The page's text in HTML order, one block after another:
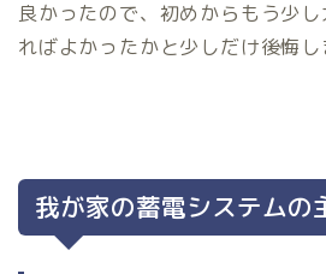
良かったので、初めからもう少
ればよかったかと少しだけ後悔し
我が家の蓄電システムの